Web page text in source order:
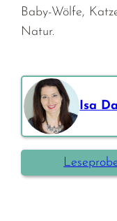
Baby-Wölfe,
Natur.
Isa